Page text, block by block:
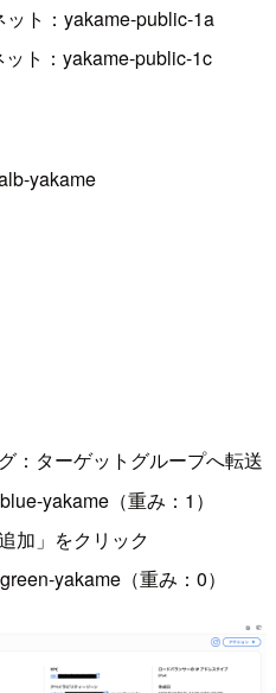
ト：yakame-public-1a
ト：yakame-public-1c
yakame
：ターゲットグループへ転送
yakame（重み：1）
加」をクリック
yakame（重み：0）